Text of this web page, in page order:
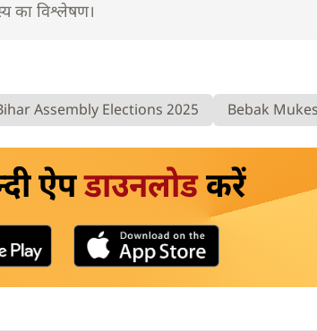
का विश्लेषण।
Assembly Elections 2025 Bebak
ऐपडाउनलोडकरें